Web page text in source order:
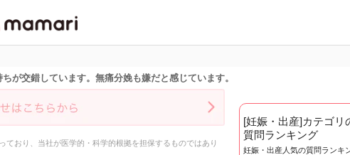
情報サイト
が交錯しています。無痛分娩も嫌だと感じています。
おり、当社が医学的・科学的根拠を担保するものではあり
[妊娠・出産]カテゴリ
質問ランキング
妊娠・出産人気の質問ランキ